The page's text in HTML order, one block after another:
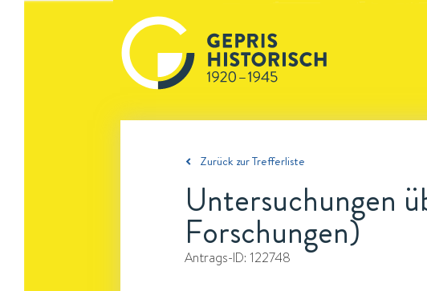
Zurück zur Trefferliste
Untersuchungen
Forschungen)
Antrags-ID: 122748